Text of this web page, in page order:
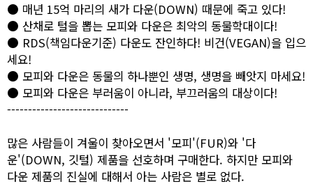
● 매년 15억 마리의 새가 다운(DOWN) 때문에 죽고 있다!
● 산채로 털을 뽑는 모피와 다운은 최악의 동물학대이다!
● RDS(책임다운기준) 다운도 잔인하다! 비건(VEGAN)을 입으
세요!
● 모피와 다운은 동물의 하나뿐인 생명, 생명을 빼앗지 마세요!
● 모피와 다운은 부러움이 아니라, 부끄러움의 대상이다!
-----------------------------
많은 사람들이 겨울이 찾아오면서 '모피'(FUR)와 '다
운'(DOWN, 깃털) 제품을 선호하며 구매한다. 하지만 모피와
다운 제품의 진실에 대해서 아는 사람은 별로 없다.